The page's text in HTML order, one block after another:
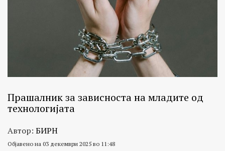
Прашалник за зависноста на младите од
технологијата
Автор: БИРН
Објавено на 03 декември 2025 во 11:48